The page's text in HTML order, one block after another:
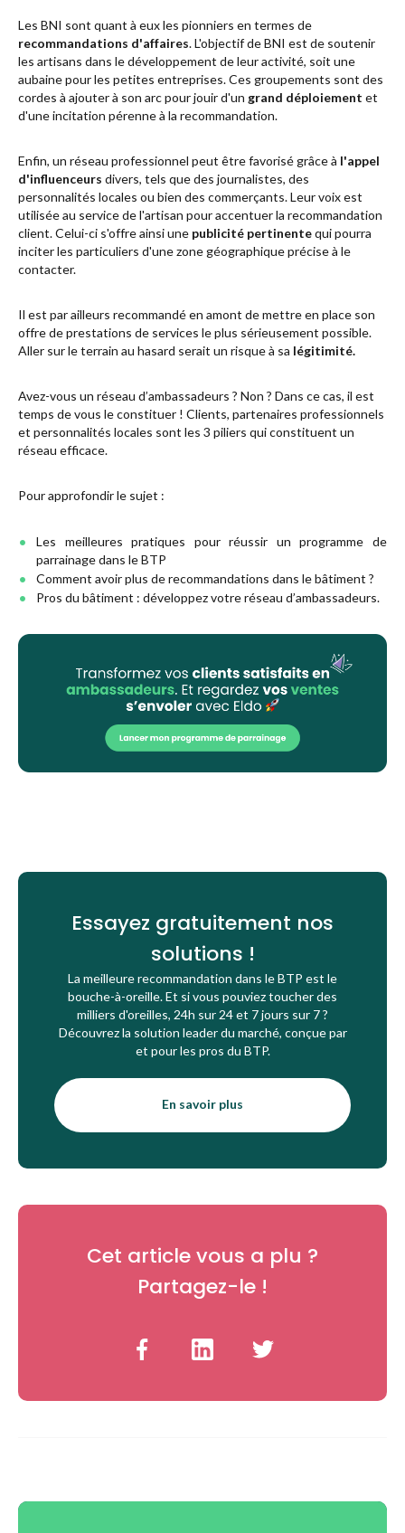
Les BNI sont quant à eux les pionniers en termes de
recommandations d'affaires. L'objectif de BNI est de soutenir
les artisans dans le développement de leur activité, soit une
aubaine pour les petites entreprises. Ces groupements sont des
cordes à ajouter à son arc pour jouir d'un grand déploiement et
d'une incitation pérenne à la recommandation.
Enfin, un réseau professionnel peut être favorisé grâce à l'appel
d'influenceurs divers, tels que des journalistes, des
personnalités locales ou bien des commerçants. Leur voix est
utilisée au service de l'artisan pour accentuer la recommandation
client. Celui-ci s'offre ainsi une publicité pertinentequi pourra
inciter les particuliers d'une zone géographique précise à le
contacter.
Il est par ailleurs recommandé en amont de mettre en place son
offre de prestations de services le plus sérieusement possible.
Aller sur le terrain au hasard serait un risque à sa légitimité.
Avez-vous un réseau d’ambassadeurs ? Non ? Dans ce cas, il est
temps de vous le constituer ! Clients, partenaires professionnels
et personnalités locales sont les 3 piliers qui constituent un
réseau efficace.
Pour approfondir le sujet :
Les meilleures pratiques pour réussir un programme de
parrainage dans le BTP
Comment avoir plus de recommandations dans le bâtiment ?
Pros du bâtiment : développez votre réseau d’ambassadeurs.
Essayez gratuitement nos
solutions !
La meilleure recommandation dans le BTP est le
bouche-à-oreille. Et si vous pouviez toucher des
milliers d'oreilles, 24h sur 24 et 7 jours sur 7 ?
Découvrez la solution leader du marché, conçue par
et pour les pros du BTP.
En savoir plus
Cet article vous a plu ?
Partagez-le !